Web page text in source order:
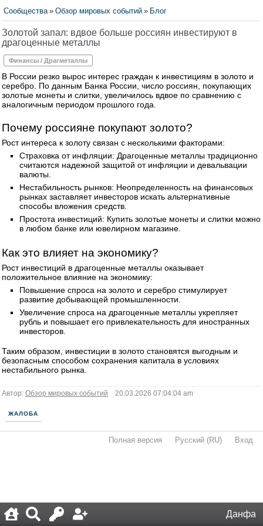
Данфа
Сообщества » Обзор мировых событий » Блог
Золотой запал: вдвое больше россиян инвестируют в
драгоценные металлы
Финансы / Драгметаллы
В России резко вырос интерес граждан к инвестициям в золото и
серебро. По данным Банка России, число россиян, покупающих
золотые монеты и слитки, увеличилось вдвое по сравнению с
аналогичным периодом прошлого года.
Почему россияне покупают золото?
Рост интереса к золоту связан с несколькими факторами:
Страховка от инфляции: Драгоценные металлы традиционно
считаются надежной защитой от инфляции и девальвации
валюты.
Нестабильность рынков: Неопределенность на финансовых
рынках заставляет инвесторов искать альтернативные
способы вложения средств.
Простота инвестиций: Купить золотые монеты и слитки можно
в любом банке или ювелирном магазине.
Как это влияет на экономику?
Рост инвестиций в драгоценные металлы оказывает
положительное влияние на экономику:
Повышение спроса на золото и серебро стимулирует
развитие добывающей промышленности.
Увеличение спроса на драгоценные металлы укрепляет
рубль и повышает его привлекательность для иностранных
инвесторов.
Таким образом, инвестиции в золото становятся выгодным и
безопасным способом сохранения капитала в условиях
нестабильного рынка.
Автор: Обзор мировых событий 20.03.2026 07:04:04 am
ЖАЛОБА
Полная версия Русский (RU) Вход